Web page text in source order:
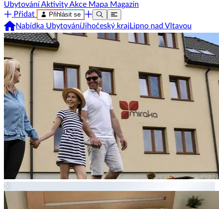
UbytováníAktivityAkce Mapa Magazín
Přidat
Přihlásit se
Nabídka UbytováníJihočeský kraj Lipno nad Vltavou